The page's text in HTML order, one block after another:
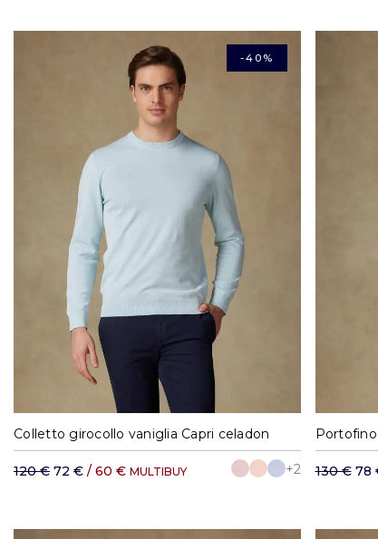
-40%
S M L XL XXL
Colletto girocollo vaniglia Capri celadon
120 € 72 € / 60 € MULTIBUY +2 130 € 78